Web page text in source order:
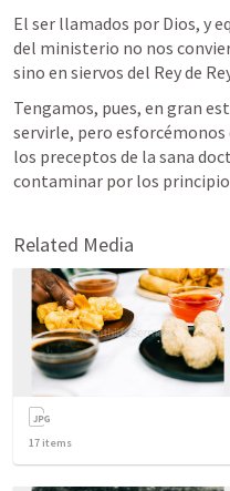
El ser llamados por Dios, y
del ministerio no nos
sino en siervos del Rey de
Tengamos, pues, en gran
servirle, pero
los preceptos de la sana
contaminar por los
Related Media
17 items